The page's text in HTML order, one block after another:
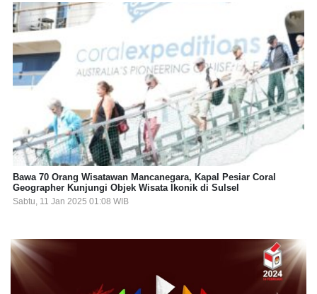
Bawa 70 Orang Wisatawan Mancanegara, Kapal Pesiar Coral
Geographer Kunjungi Objek Wisata Ikonik di Sulsel
Sabtu, 11 Jan 2025 01:08 WIB